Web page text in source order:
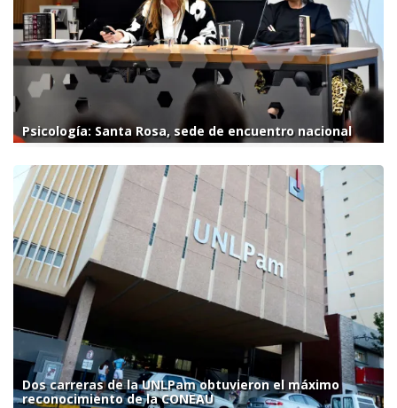
Psicología: Santa Rosa, sede de encuentro nacional
Dos carreras de la UNLPam obtuvieron el máximo
reconocimiento de la CONEAU